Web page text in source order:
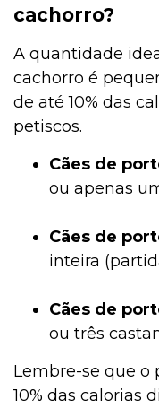
cachorro?
A quantidade
cachorro é
de até 10% das
petiscos.
Cães de
ou apenas
Cães de
inteira
Cães de
ou três
Lembre-se que o
10% das calorias